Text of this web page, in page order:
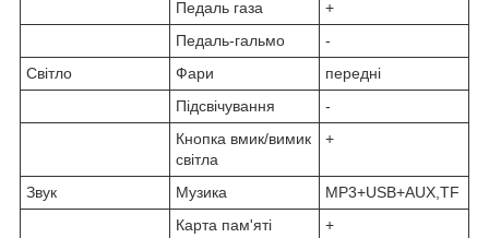
Педаль газа
+
Педаль-гальмо
-
Світло
Фари
передні
Підсвічування
-
Кнопка вмик/вимик
світла
+
Звук Музика
MP3+USB+AUX,TF
Карта пам'яті
+